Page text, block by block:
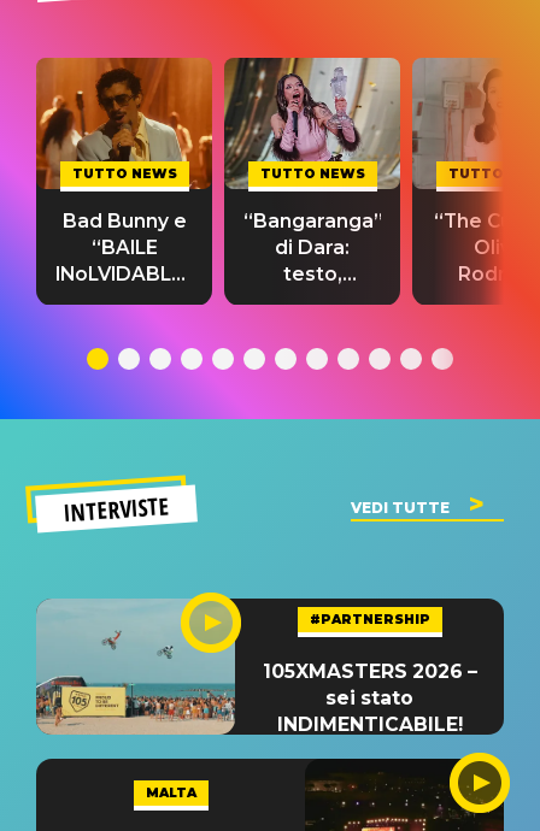
TUTTO NEWS
Bad Bunny e
“BAILE
INoLVIDABLE”:
testo,
significato
TUTTO NEWS
“Bangaranga”
di Dara:
testo,
traduzione e
del singolo
TUTTO
“The
Olivia
testo,
INTERVISTE VEDI TUTTE
#PARTNERSHIP
105XMASTERS 2026 –
sei stato
INDIMENTICABILE!
MALTA